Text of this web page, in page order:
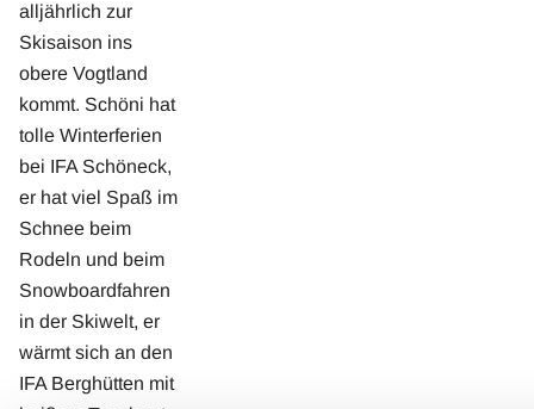
alljährlich zur
Skisaison ins
obere Vogtland
kommt. Schöni hat
tolle Winterferien
bei IFA Schöneck,
er hat viel Spaß im
Schnee beim
Rodeln und beim
Snowboardfahren
in der Skiwelt, er
wärmt sich an den
IFA Berghütten mit